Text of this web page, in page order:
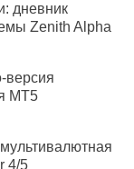
дневник
Zenith Alpha
версия
MT5
4/5